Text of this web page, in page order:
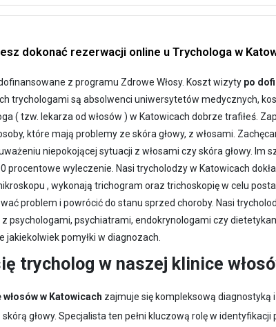
dokonać rezerwacji online u Trychologa w
z programu Zdrowe Włosy. Koszt wizyty po
trychologami są absolwenci uniwersytetów medycznych,
( tzw. lekarza od włosów ) w Katowicach dobrze trafiłeś.
które mają problemy ze skóra głowy, z włosami.
niepokojącej sytuacji z włosami czy skóra głowy. Im
procentowe wyleczenie. Nasi trycholodzy w Katowicach
, wykonają trichogram oraz trichoskopię w celu
problem i powrócić do stanu sprzed choroby. Nasi
psychologami, psychiatrami, endokrynologami czy
pomyłki w diagnozach.
trycholog w naszej klinice
w Katowicach zajmuje się kompleksową diagnostyką
głowy. Specjalista ten pełni kluczową rolę w